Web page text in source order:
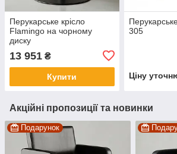
Перукарське крісло
Flamingo на чорному
диску
13 951 ₴
Купити
305
Ціну
Акційні пропозиції та новинки
Подарунок